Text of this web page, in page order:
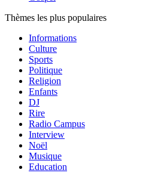
Thèmes les plus populaires
Informations
Culture
Sports
Politique
Religion
Enfants
DJ
Rire
Radio Campus
Interview
Noël
Musique
Education